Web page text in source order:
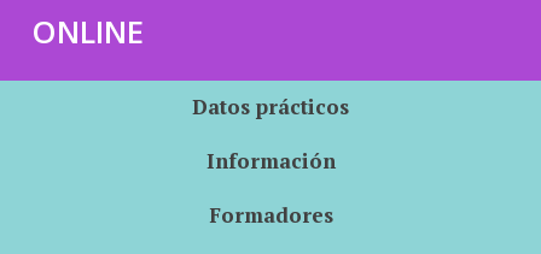
ONLINE
Datos prácticos
Información
Formadores